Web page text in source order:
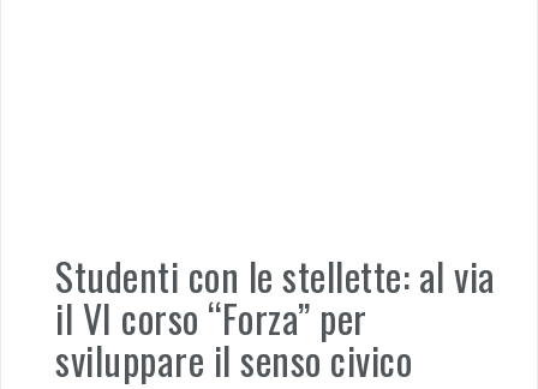
Studenti con le stellette: al via
il VI corso “Forza” per
sviluppare il senso civico